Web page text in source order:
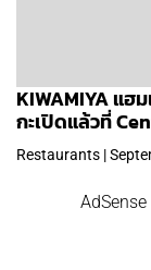
KIWAMIYA แฮ
กะเปิดแล้วที่
Restaurants |
AdSense